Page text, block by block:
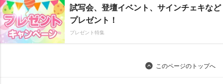
試写会、登壇イベント、サインチェキなど
プレゼント！
プレゼント特集
このページのトップへ